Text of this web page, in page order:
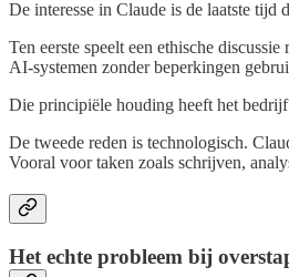
De interesse in Claude is de laatste
Ten eerste speelt een ethische
AI-systemen zonder beperkingen
Die principiële houding heeft het
De tweede reden is technologisch.
Vooral voor taken zoals schrijven,
Het echte probleem bij